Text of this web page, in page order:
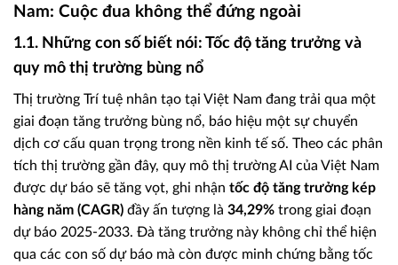
Nam: Cuộc đua không thể đứng ngoài
1.1. Những con số biết nói: Tốc độ tăng trưởng và
quy mô thị trường bùng nổ
Thị trường Trí tuệ nhân tạo tại Việt Nam đang trải qua một
giai đoạn tăng trưởng bùng nổ, báo hiệu một sự chuyển
dịch cơ cấu quan trọng trong nền kinh tế số. Theo các phân
tích thị trường gần đây, quy mô thị trường AI của Việt Nam
được dự báo sẽ tăng vọt, ghi nhận tốc độ tăng trưởng kép
hàng năm (CAGR) đầy ấn tượng là 34,29% trong giai đoạn
dự báo 2025-2033. Đà tăng trưởng này không chỉ thể hiện
qua các con số dự báo mà còn được minh chứng bằng tốc